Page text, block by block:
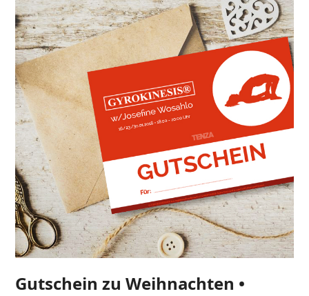
Gutschein zu Weihnachten •